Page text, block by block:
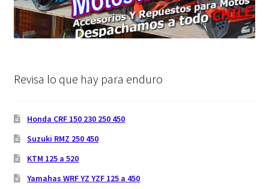
Revisa lo que hay para enduro
Honda CRF 150 230 250 450
Suzuki RMZ 250 450
KTM 125 a 520
Yamahas WRF YZ YZF 125 a 450